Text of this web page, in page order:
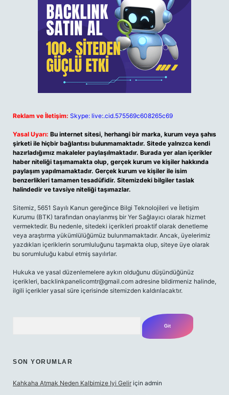
Reklam ve İletişim: Skype: live:.cid.575569c608265c69
Yasal Uyarı: Bu internet sitesi, herhangi bir marka, kurum veya şahıs
şirketi ile hiçbir bağlantısı bulunmamaktadır. Sitede yalnızca kendi
hazırladığımız makaleler paylaşılmaktadır. Burada yer alan içerikler
haber niteliği taşımamakta olup, gerçek kurum ve kişiler hakkında
paylaşım yapılmamaktadır. Gerçek kurum ve kişiler ile isim
benzerlikleri tamamen tesadüfidir. Sitemizdeki bilgiler taslak
halindedir ve tavsiye niteliği taşımazlar.
Sitemiz, 5651 Sayılı Kanun gereğince Bilgi Teknolojileri ve İletişim
Kurumu (BTK) tarafından onaylanmış bir Yer Sağlayıcı olarak hizmet
vermektedir. Bu nedenle, sitedeki içerikleri proaktif olarak denetleme
veya araştırma yükümlülüğümüz bulunmamaktadır. Ancak, üyelerimiz
yazdıkları içeriklerin sorumluluğunu taşımakta olup, siteye üye olarak
bu sorumluluğu kabul etmiş sayılırlar.
Hukuka ve yasal düzenlemelere aykırı olduğunu düşündüğünüz
içerikleri, backlinkpanelicomtr@gmail.com adresine bildirmeniz halinde,
ilgili içerikler yasal süre içerisinde sitemizden kaldırılacaktır.
SON YORUMLAR
Kahkaha Atmak Neden Kalbimize Iyi Gelir için admin